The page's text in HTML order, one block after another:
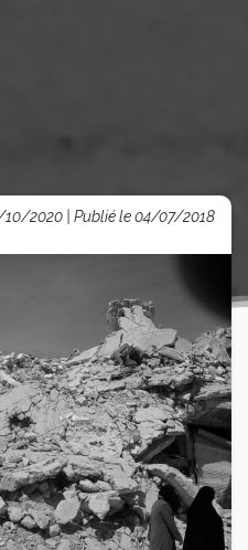
10/2020 | Publié le 04/07/2018